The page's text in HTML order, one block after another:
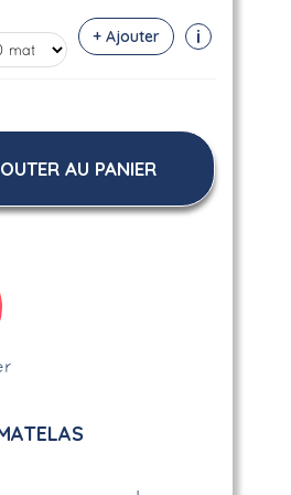
+ Ajouter i
AU PANIER